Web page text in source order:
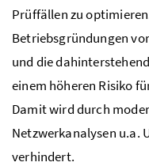
Prüffällen zu
Betriebsgründungen
und die
einem höheren Risiko
Damit wird durch
Netzwerkanalysen u.a.
verhindert.